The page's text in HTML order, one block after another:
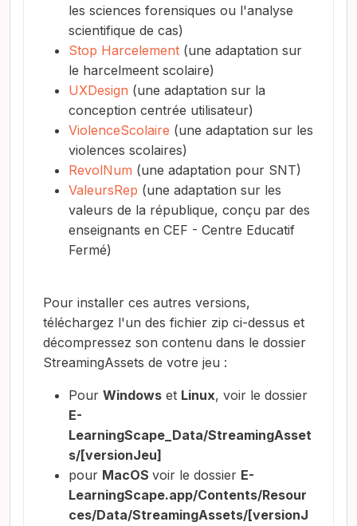
les sciences forensiques ou l'analyse
scientifique de cas)
Stop Harcelement (une adaptation sur
le harcelmeent scolaire)
UXDesign (une adaptation sur la
conception centrée utilisateur)
ViolenceScolaire (une adaptation sur les
violences scolaires)
RevolNum (une adaptation pour SNT)
ValeursRep (une adaptation sur les
valeurs de la république, conçu par des
enseignants en CEF - Centre Educatif
Fermé)
Pour installer ces autres versions,
téléchargez l'un des fichier zip ci-dessus et
décompressez son contenu dans le dossier
StreamingAssets de votre jeu :
Pour Windows et Linux, voir le dossier
E-
LearningScape_Data/StreamingAsset
s/[versionJeu]
pour MacOS voir le dossier E-
LearningScape.app/Contents/Resour
ces/Data/StreamingAssets/[versionJ